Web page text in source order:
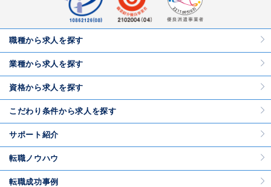
職種から求人を探す
業種から求人を探す
資格から求人を探す
こだわり条件から求人を探す
サポート紹介
転職ノウハウ
転職成功事例